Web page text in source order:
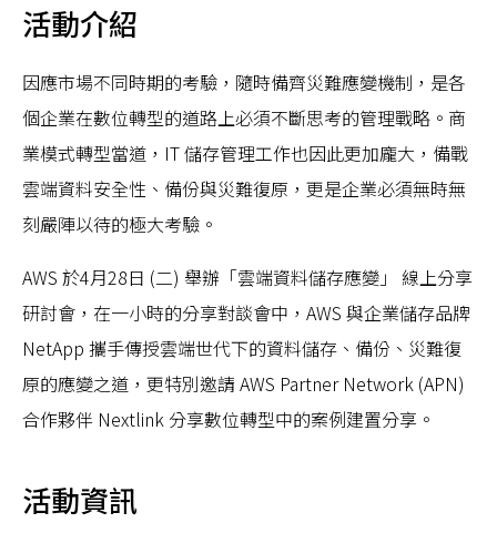
活動介紹
因應市場不同時期的考驗，隨時備齊災難應變機制，是各
個企業在數位轉型的道路上必須不斷思考的管理戰略。商
業模式轉型當道，IT 儲存管理工作也因此更加龐大，備戰
雲端資料安全性、備份與災難復原，更是企業必須無時無
刻嚴陣以待的極大考驗。
AWS 於4月28日 (二) 舉辦「雲端資料儲存應變」 線上分享
研討會，在一小時的分享對談會中，AWS 與企業儲存品牌
NetApp 攜手傳授雲端世代下的資料儲存、備份、災難復
原的應變之道，更特別邀請 AWS Partner Network (APN)
合作夥伴 Nextlink 分享數位轉型中的案例建置分享。
活動資訊